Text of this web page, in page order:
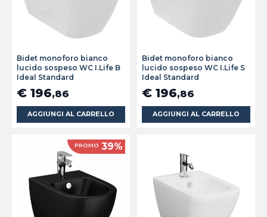
Bidet monoforo bianco
lucido sospeso WC I.Life B
Ideal Standard
€ 196,86
AGGIUNGI AL CARRELLO
Bidet monoforo bianco
lucido sospeso WC I.Life S
Ideal Standard
€ 196,86
AGGIUNGI AL CARRELLO
PROMO 39%